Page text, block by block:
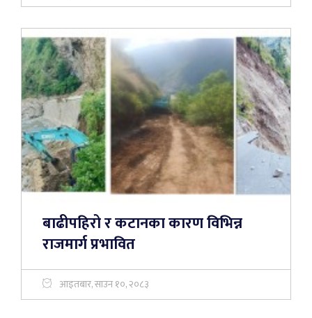
बाढीपहिरो र कटानका कारण विभिन्न
राजमार्ग प्रभावित
आइतबार, साउन १०, २०८३